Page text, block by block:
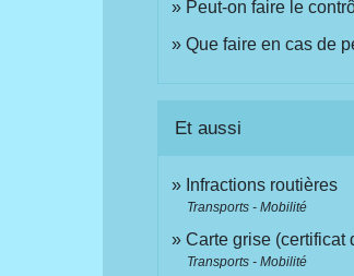
Peut-on faire le
Que faire en cas de
Et aussi
Infractions routières
Transports - Mobilité
Carte grise (certificat
Transports - Mobilité